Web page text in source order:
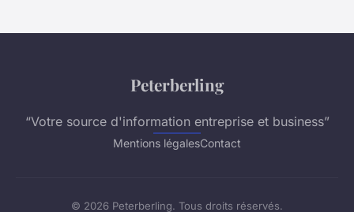
Peterberling
“Votre source d'information entreprise et business”
Mentions légalesContact
© 2026 Peterberling. Tous droits réservés.